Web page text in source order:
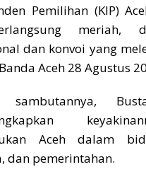
Pemilihan (KIP)
meriah,
dan konvoi yang
Aceh 28 Agustus
sambutannya,
Aceh dalam
dan pemerintahan.